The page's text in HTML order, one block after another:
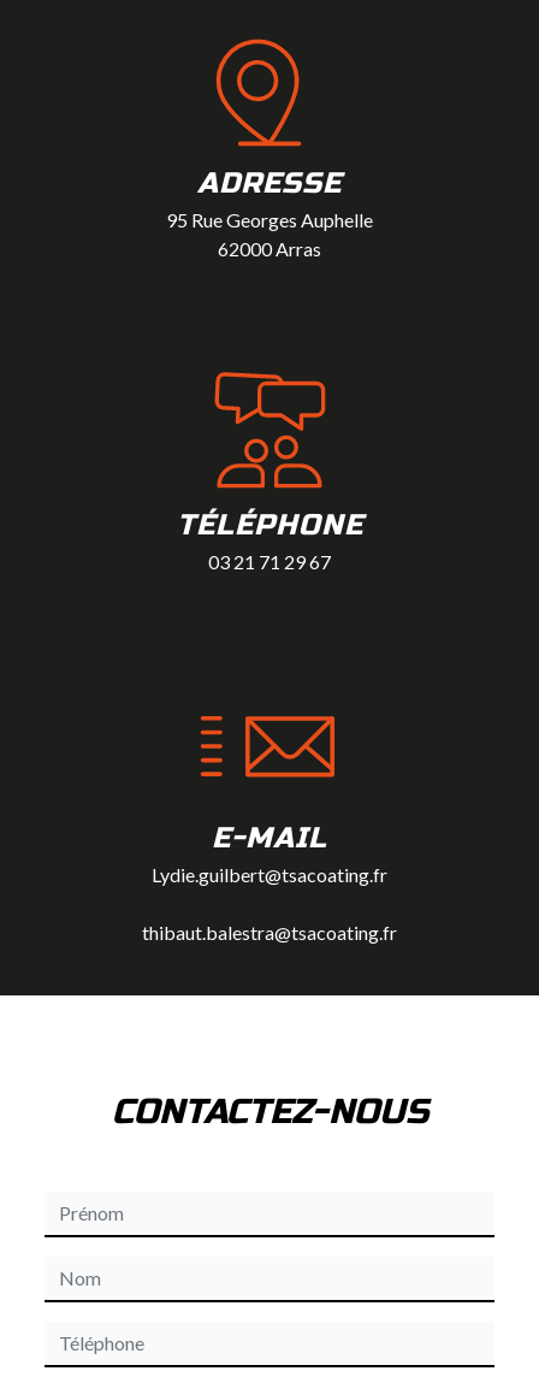
ADRESSE
95 Rue Georges Auphelle
62000 Arras
TÉLÉPHONE
03 21 71 29 67
E-MAIL
Lydie.guilbert@tsacoating.fr
thibaut.balestra@tsacoating.fr
CONTACTEZ-NOUS